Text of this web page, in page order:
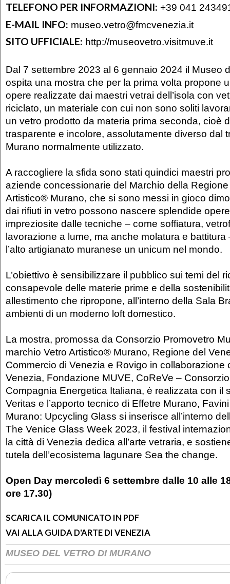
TELEFONO PER INFORMAZIONI: +39 041
E-MAIL INFO: museo.vetro@fmcvenezia.it
SITO UFFICIALE: http://museovetro.visitmuve.it
Dal 7 settembre 2023 al 6 gennaio 2024 il Museo
ospita una mostra che per la prima volta propone
opere realizzate dai maestri vetrai dell’isola con
riciclato, un materiale con cui non sono soliti
un vetro prodotto da materia prima seconda, cioè
trasparente e incolore, assolutamente diverso dal
Murano normalmente utilizzato.
A raccogliere la sfida sono stati quindici maestri
aziende concessionarie del Marchio della
Artistico® Murano, che si sono messi in gioco
dai rifiuti in vetro possono nascere splendide opere
impreziosite dalle tecniche – come soffiatura,
lavorazione a lume, ma anche molatura e
l’alto artigianato muranese un unicum nel mondo.
L’obiettivo è sensibilizzare il pubblico sui temi del
consapevole delle materie prime e della
allestimento che ripropone, all’interno della Sala
ambienti di un moderno loft domestico.
La mostra, promossa da Consorzio Promovetro
marchio Vetro Artistico® Murano, Regione del
Commercio di Venezia e Rovigo in collaborazione
Venezia, Fondazione MUVE, CoReVe –
Compagnia Energetica Italiana, è realizzata con il
Veritas e l’apporto tecnico di Effetre Murano,
Murano: Upcycling Glass si inserisce all’interno
The Venice Glass Week 2023, il festival
la città di Venezia dedica all’arte vetraria, e
tutela dell’ecosistema lagunare Sea the change.
Open Day mercoledì 6 settembre dalle 10 alle
ore 17.30)
SCARICA IL COMUNICATO IN PDF
VAI ALLA GUIDA D'ARTE DI VENEZIA
MUSEO DEL VETRO DI MURANO